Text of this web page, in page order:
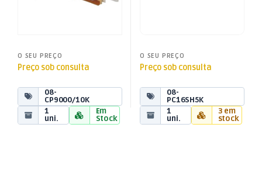
O SEU PREÇO
Preço sob consulta
08-
CP9000/10K
1
uni.
Em
Stock
O SEU PREÇO
Preço sob consulta
08-
PC16SH5K
1
uni.
3 em
stock